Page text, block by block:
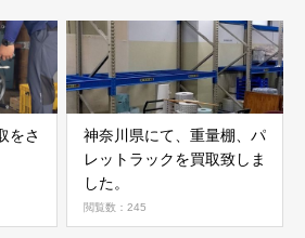
をさ
神奈川県にて、重量棚、パ
レットラックを買取致しま
した。
閲覧数：245